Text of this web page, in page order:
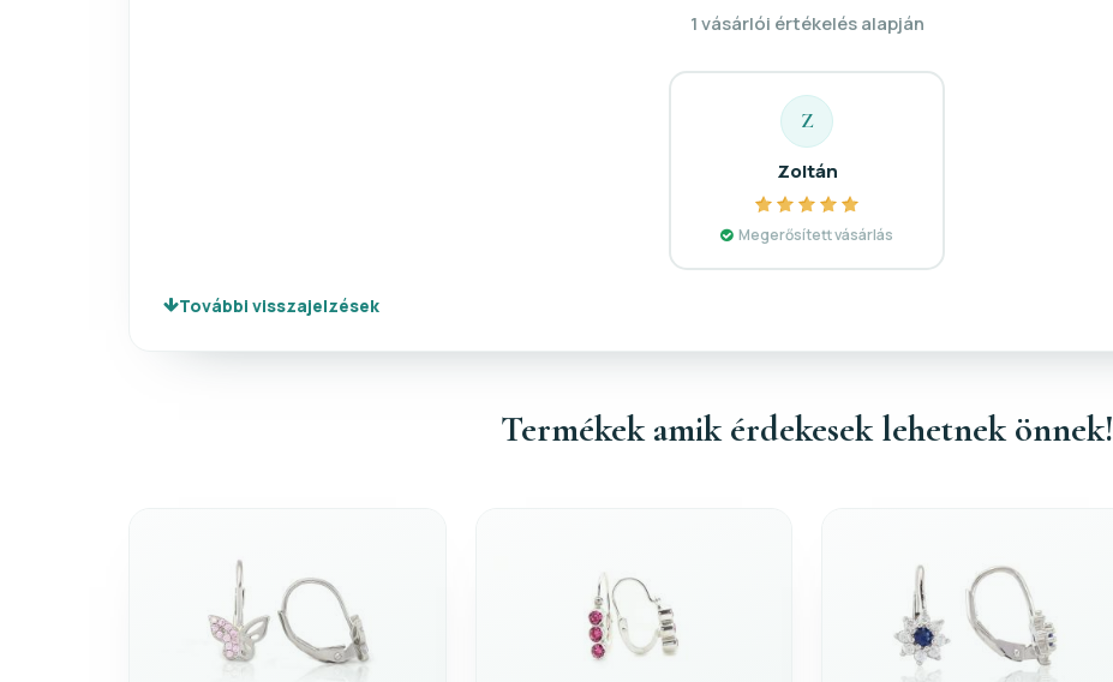
1 vásárlói értékelés alapján
Z
Zoltán
Megerősített vásárlás
További visszajelzések
Termékek amik érdekesek lehetnek önnek!